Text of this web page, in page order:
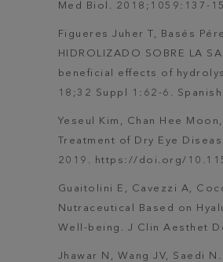
Med Biol. 2018;1059:137-
Figueres Juher T, Basés
HIDROLIZADO SOBRE LA
beneficial effects of
18;32 Suppl 1:62-6.
Yeseul Kim, Chan Hee
Treatment of Dry Eye
2019. https://doi.org/
Guaitolini E, Cavezzi A,
Nutraceutical Based on
Well-being. J Clin Aesthet
Jhawar N, Wang JV, Saedi